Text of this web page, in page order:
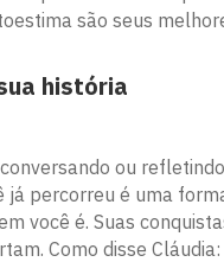
são seus
história
ou
já percorreu é uma
você é. Suas
Como disse